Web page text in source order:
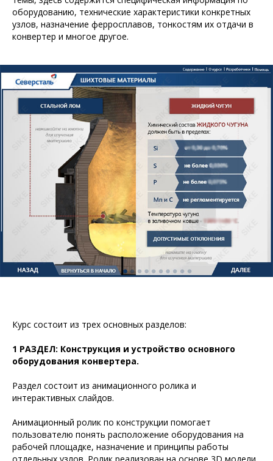
оборудованию, технические характеристики конкретных
узлов, назначение ферросплавов, тонкостям их отдачи в
конвертер и многое другое.
Курс состоит из трех основных разделов:
1 РАЗДЕЛ: Конструкция и устройство основного
оборудования конвертера.
Раздел состоит из анимационного ролика и
интерактивных слайдов.
Анимационный ролик по конструкции помогает
пользователю понять расположение оборудования на
рабочей площадке, назначение и принципы работы
отдельных узлов. Ролик реализован на основе 3D модели